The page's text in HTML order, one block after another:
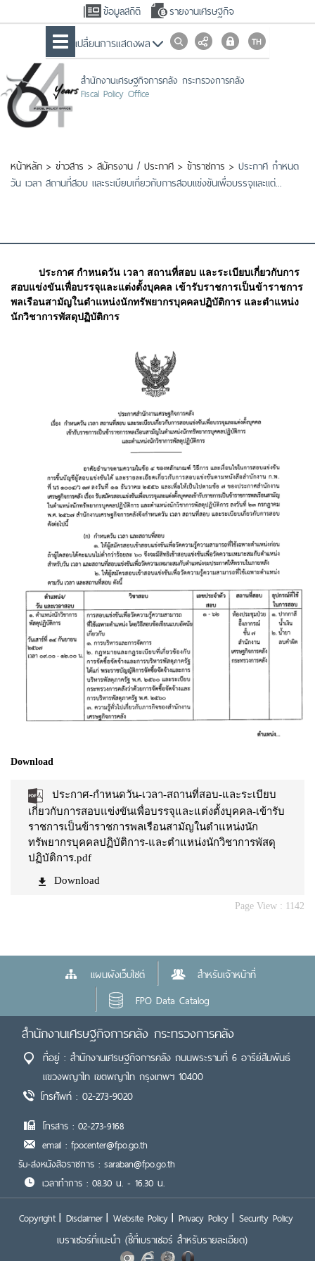
ข้อมูลสถิติ รายงานเศรษฐกิจ
เปลื่ยนการแสดงผล
สำนักงานเศรษฐกิจการคลัง กระทรวงการคลัง
Fiscal Policy Office
หน้าหลัก > ข่าวสาร > สมัครงาน / ประกาศ > ข้าราชการ > ประกาศ กำหนด
วัน เวลา สถานที่สอบ และระเบียบเกี่ยวกับการสอบแข่งขันเพื่อบรรจุและแต่...
ประกาศ กำหนดวัน เวลา สถานที่สอบ และระเบียบเกี่ยวกับการ
สอบแข่งขันเพื่อบรรจุและแต่งตั้งบุคคล เข้ารับราชการเป็นข้าราชการ
พลเรือนสามัญในตำแหน่งนักทรัพยากรบุคคลปฏิบัติการ และตำแหน่ง
นักวิชาการพัสดุปฏิบัติการ
Download
ประกาศ-กำหนดวัน-เวลา-สถานที่สอบ-และระเบียบ
เกี่ยวกับการสอบแข่งขันเพื่อบรรจุและแต่งตั้งบุคคล-เข้ารับ
ราชการเป็นข้าราชการพลเรือนสามัญในตำแหน่งนัก
ทรัพยากรบุคคลปฏิบัติการ-และตำแหน่งนักวิชาการพัสดุ
ปฏิบัติการ.pdf
Download
Page View : 1142
แผนผังเว็บไซต์
สำหรับเจ้าหน้าที่
FPO Data Catalog
สำนักงานเศรษฐกิจการคลัง กระทรวงการคลัง
ที่อยู่ : สำนักงานเศรษฐกิจการคลัง ถนนพระรามที่ 6 อารีย์สัมพันธ์
แขวงพญาไท เขตพญาไท กรุงเทพฯ 10400
โทรศัพท์ : 02-273-9020
โทรสาร : 02-273-9168
email : fpocenter@fpo.go.th
รับ-ส่งหนังสือราชการ : saraban@fpo.go.th
เวลาทำการ : 08.30 น. - 16.30 น.
Copyright Disclaimer Website Policy Privacy Policy Security Policy
เบราเซอร์ที่แนะนำ (ชี้ที่เบราเซอร์ สำหรับรายละเอียด)